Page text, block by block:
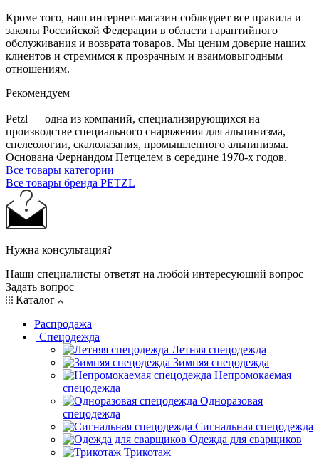
Кроме того, наш интернет-магазин соблюдает все правила и
законы Российской Федерации в области гарантийного
обслуживания и возврата товаров. Мы ценим доверие наших
клиентов и стремимся к прозрачным и взаимовыгодным
отношениям.
Рекомендуем
Petzl — одна из компаний, специализирующихся на
производстве специального снаряжения для альпинизма,
спелеологии, скалолазания, промышленного альпинизма.
Основана Фернандом Петцелем в середине 1970-х годов.
Все товары категории
Все товары бренда PETZL
Нужна консультация?
Наши специалисты ответят на любой интересующий вопрос
Задать вопрос
Каталог
Распродажа
Спецодежда
Летняя спецодежда
Зимняя спецодежда
Непромокаемая
спецодежда
Одноразовая
спецодежда
Сигнальная спецодежда
Одежда для сварщиков
Трикотаж